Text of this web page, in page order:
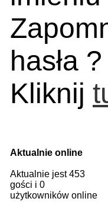
hasła ?
Kliknij
Aktualnie online
Aktualnie jest 453
gości i 0
użytkowników online